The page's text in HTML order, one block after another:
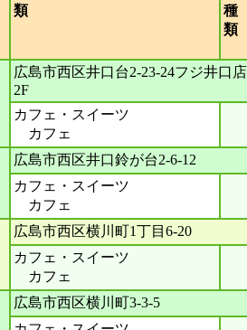
類
種
広島市西区井口台2-23-24フジ井口店
2F
カフェ・スイーツ
カフェ
広島市西区井口鈴が台2-6-12
カフェ・スイーツ
カフェ
広島市西区横川町1丁目6-20
カフェ・スイーツ
カフェ
広島市西区横川町3-3-5